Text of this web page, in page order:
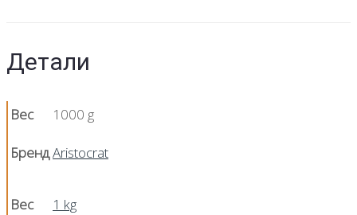
Детали
Вес 1000 g
БрендAristocrat
Вес 1 kg